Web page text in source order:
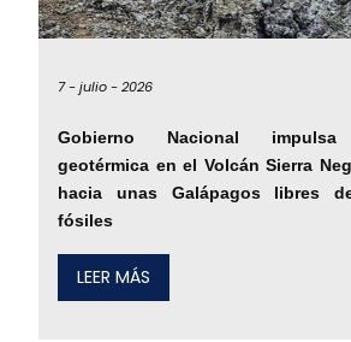
7 -julio -2026
Gobierno Nacional impulsa
geotérmica en el Volcán Sierra
hacia unas Galápagos libres
fósiles
LEER MÁS